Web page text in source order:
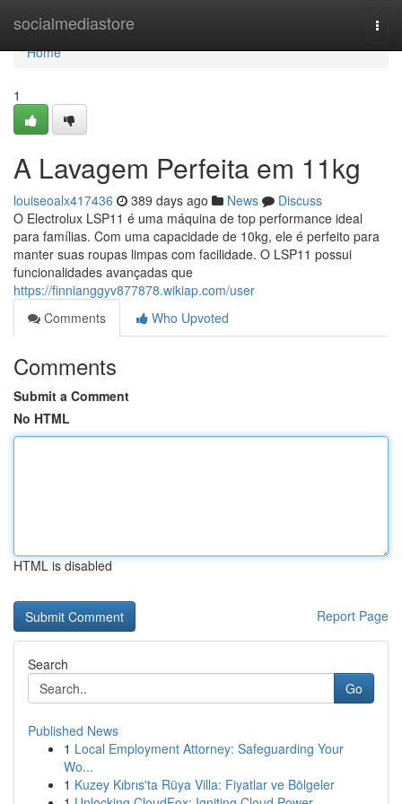
socialmediastore
Home
Home
1
A Lavagem Perfeita em 11kg
louiseoalx417436 389 days ago News
Discuss
O Electrolux LSP11 é uma máquina de top performance ideal
para famílias. Com uma capacidade de 10kg, ele é perfeito para
manter suas roupas limpas com facilidade. O LSP11 possui
funcionalidades avançadas que
https://finnianggyv877878.wikiap.com/user
Comments
Who Upvoted
Comments
Submit a Comment
No HTML
HTML is disabled
Report Page
Search
Go
Published News
1 Local Employment Attorney: Safeguarding Your
Wo...
1 Kuzey Kıbrıs'ta Rüya Villa: Fiyatlar ve Bölgeler